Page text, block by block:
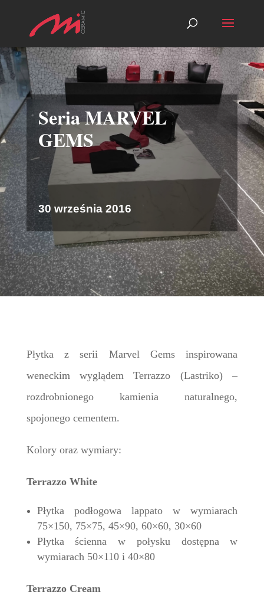
Seria MARVEL
GEMS
30 września 2016
Płytka z serii Marvel Gems inspirowana
weneckim wyglądem Terrazzo (Lastriko) –
rozdrobnionego kamienia naturalnego,
spojonego cementem.
Kolory oraz wymiary:
Terrazzo White
Płytka podłogowa lappato w wymiarach
75×150, 75×75, 45×90, 60×60, 30×60
Płytka ścienna w połysku dostępna w
wymiarach 50×110 i 40×80
Terrazzo Cream